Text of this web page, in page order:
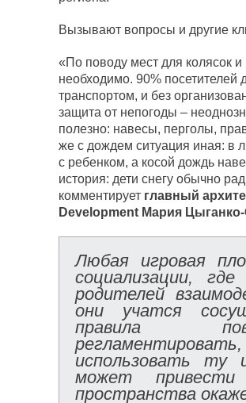
Вызывают вопросы и другие
«По поводу мест для колясок
необходимо. 90% посетителей
транспортом, и без
защита от непогоды –
полезно: навесы, перголы,
же с дождем ситуация иная: в
с ребенком, а косой дождь
история: дети снегу обычно
комментирует главный
Development Мария
Любая игровая
социализации,
родителей
они учатся
правила
использовать ту
может
пространства